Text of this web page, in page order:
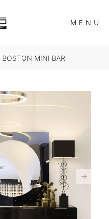
MENU
BOSTON MINI BAR